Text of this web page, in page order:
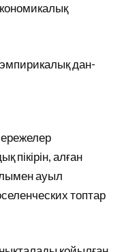
дан-
пікірін, алған
ауыл
топтар